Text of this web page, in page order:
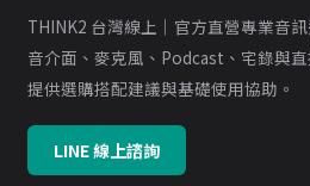
THINK2 台灣線上｜官方直營專業音
音介面、麥克風、Podcast、宅錄與直
提供選購搭配建議與基礎使用協助。
LINE 線上諮詢